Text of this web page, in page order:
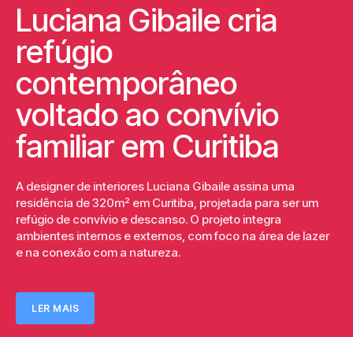
Luciana Gibaile cria
refúgio
contemporâneo
voltado ao convívio
familiar em Curitiba
A designer de interiores Luciana Gibaile assina uma
residência de 320m² em Curitiba, projetada para ser um
refúgio de convívio e descanso. O projeto integra
ambientes internos e externos, com foco na área de lazer
e na conexão com a natureza.
LER MAIS